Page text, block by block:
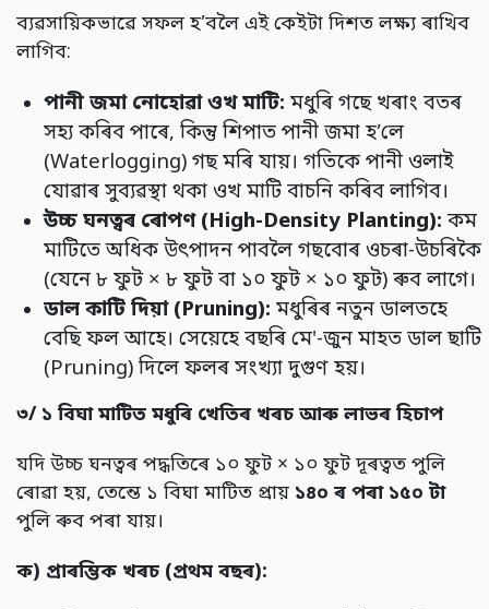
ব্যৱসায়িকভাৱে সফল হ’বলৈ এই কেইটা দিশত লক্ষ্য ৰাখিব
লাগিব:
পানী জমা নোহোৱাওখমাটি: মধুৰি গছে খৰাং বতৰ
সহ্য কৰিব পাৰে, কিন্তু শিপাত পানী জমা হ’লে
(Waterlogging) গছ মৰি যায়। গতিকে পানী ওলাই
যোৱাৰ সুব্যৱস্থা থকা ওখ মাটি বাচনি কৰিব লাগিব।
উচ্চ ঘনত্বৰ ৰোপণ (High-Density Planting): কম
মাটিতে অধিক উৎপাদন পাবলৈ গছবোৰ ওচৰা-উচৰিকৈ
(যেনে ৮ ফুট × ৮ ফুট বা ১০ ফুট × ১০ ফুট) ৰুব লাগে।
ডাল কাটি দিয়া (Pruning): মধুৰিৰ নতুন ডালতহে
বেছি ফল আহে। সেয়েহে বছৰি মে'-জুন মাহত ডাল ছাটি
(Pruning) দিলে ফলৰ সংখ্যা দুগুণ হয়।
৩/ ১ বিঘামাটিত মধুৰি খেতিৰ খৰচ আৰু লাভৰ হিচাপ
যদি উচ্চ ঘনত্বৰ পদ্ধতিৰে ১০ ফুট × ১০ ফুট দূৰত্বত পুলি
ৰোৱা হয়, তেন্তে ১ বিঘা মাটিত প্ৰায় ১৪০ ৰ পৰা ১৫০ টা
পুলি ৰুব পৰা যায়।
ক) প্ৰাৰম্ভিক খৰচ (প্ৰথম বছৰ):